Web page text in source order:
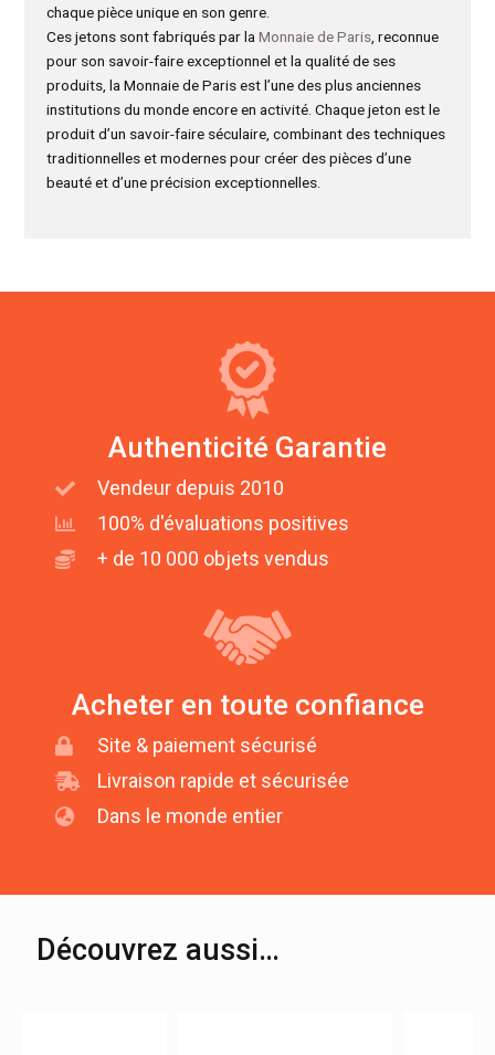
chaque pièce unique en son genre.
Ces jetons sont fabriqués par laMonnaie de Paris, reconnue
pour son savoir-faire exceptionnel et la qualité de ses
produits, la Monnaie de Paris est l’une des plus anciennes
institutions du monde encore en activité. Chaque jeton est le
produit d’un savoir-faire séculaire, combinant des techniques
traditionnelles et modernes pour créer des pièces d’une
beauté et d’une précision exceptionnelles.
Authenticité Garantie
Vendeur depuis 2010
100% d'évaluations positives
+ de 10 000 objets vendus
Acheter en toute confiance
Site & paiement sécurisé
Livraison rapide et sécurisée
Dans le monde entier
Découvrez aussi…